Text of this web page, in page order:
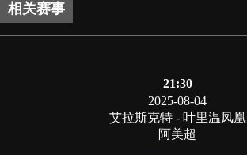
相关赛事
21:30
2025-08-04
艾拉斯克特 - 叶里温凤凰
阿美超